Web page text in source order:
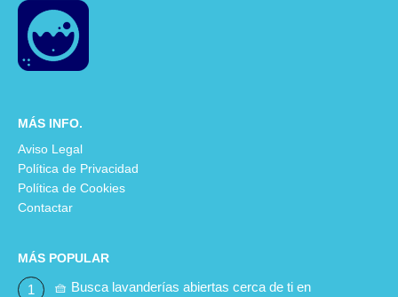
MÁS INFO.
Aviso Legal
Política de Privacidad
Política de Cookies
Contactar
MÁS POPULAR
🧺 Busca lavanderías abiertas cerca de ti en